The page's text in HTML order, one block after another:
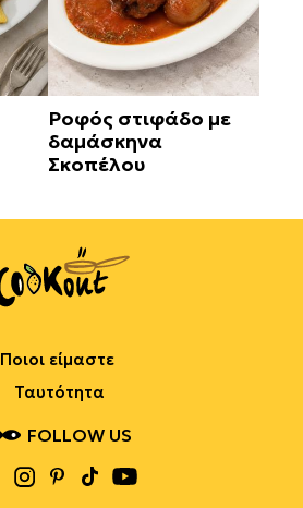
Ροφός στιφάδο με
δαμάσκηνα
Σκοπέλου
Ποιοι είμαστε
Ταυτότητα
FOLLOW US